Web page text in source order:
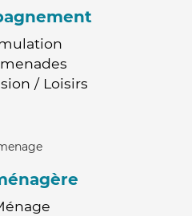
/ Loisirs